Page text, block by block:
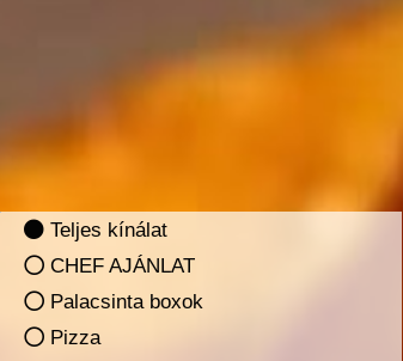
Teljes kínálat
CHEF AJÁNLAT
Palacsinta boxok
Pizza